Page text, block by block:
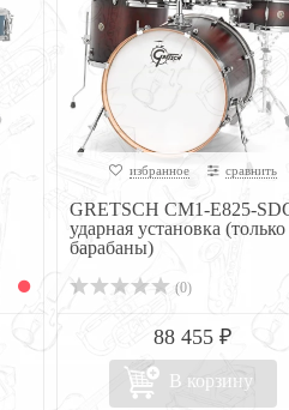
избранное сравнить
GRETSCH CM1-E825-
ударная установка (только
барабаны)
(0)
88 455 ₽
В корзину